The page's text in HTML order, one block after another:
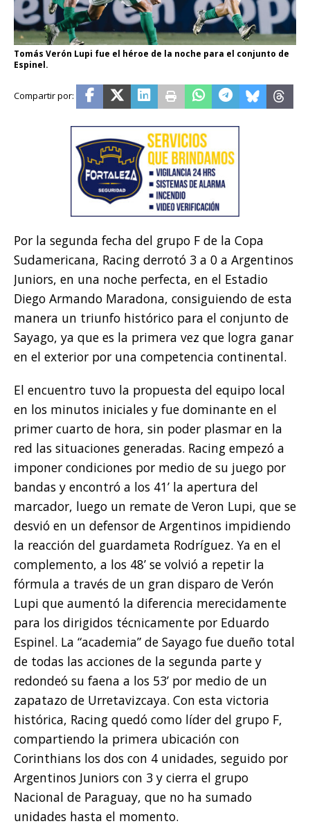
Tomás Verón Lupi fue el héroe de la noche para el conjunto de
Espinel.
Por la segunda fecha del grupo F de la Copa
Sudamericana, Racing derrotó 3 a 0 a Argentinos
Juniors, en una noche perfecta, en el Estadio
Diego Armando Maradona, consiguiendo de esta
manera un triunfo histórico para el conjunto de
Sayago, ya que es la primera vez que logra ganar
en el exterior por una competencia continental.
El encuentro tuvo la propuesta del equipo local
en los minutos iniciales y fue dominante en el
primer cuarto de hora, sin poder plasmar en la
red las situaciones generadas. Racing empezó a
imponer condiciones por medio de su juego por
bandas y encontró a los 41’ la apertura del
marcador, luego un remate de Veron Lupi, que se
desvió en un defensor de Argentinos impidiendo
la reacción del guardameta Rodríguez. Ya en el
complemento, a los 48’ se volvió a repetir la
fórmula a través de un gran disparo de Verón
Lupi que aumentó la diferencia merecidamente
para los dirigidos técnicamente por Eduardo
Espinel. La “academia” de Sayago fue dueño total
de todas las acciones de la segunda parte y
redondeó su faena a los 53’ por medio de un
zapatazo de Urretavizcaya. Con esta victoria
histórica, Racing quedó como líder del grupo F,
compartiendo la primera ubicación con
Corinthians los dos con 4 unidades, seguido por
Argentinos Juniors con 3 y cierra el grupo
Nacional de Paraguay, que no ha sumado
unidades hasta el momento.